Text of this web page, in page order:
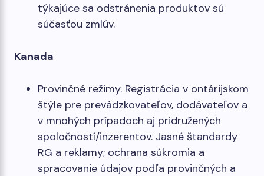
týkajúce sa odstránenia produktov sú
súčasťou zmlúv.
Kanada
Provinčné režimy. Registrácia v ontárijskom
štýle pre prevádzkovateľov, dodávateľov a
v mnohých prípadoch aj pridružených
spoločností/inzerentov. Jasné štandardy
RG a reklamy; ochrana súkromia a
spracovanie údajov podľa provinčných a